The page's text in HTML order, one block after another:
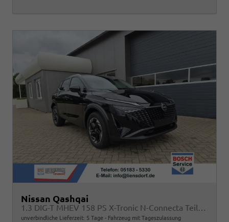
Nissan Qashqai
1.3 DIG-T MHEV 158 PS X-Tronic N-Connecta Teil-Leder PanoGlasdach Klimaautomatik Sitzheizung Lenkradheizung Navi ACC PDC v+h 360°Kamera DAB Bluetooth Touchscreen Apple CarPlay Android Auto 18"LM
unverbindliche Lieferzeit: 5 Tage Fahrzeug mit Tageszulassung